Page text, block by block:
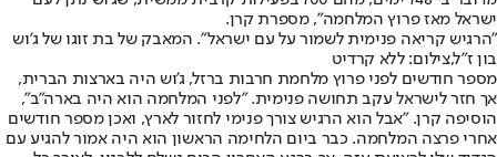
ישראל מאז פרוץ המלחמה", מספרת קרן.
"הרגיש קריאה פנימית לשמור על עם ישראל". המאבק של בת זוגו של ג'וש
בון ז"ל,צילום: ללא קרדיט
מספר חודשים לפני פרוץ מלחמת חרבות ברזל, ג'וש היה בארצות הברית,
אך חזר לישראל עקב תחושה פנימית. "לפני המלחמה הוא היה בארה"ב",
הוסיפה קרן. "אבל הוא הרגיש צורך פנימי לחזור לארץ, ואכן מספר חודשים
אחרי פרצה המלחמה. כבר ביום הלחימה הראשון הוא היה אמור להגיע עם